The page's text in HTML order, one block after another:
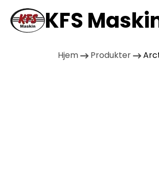
KFS
Hjem Produkter